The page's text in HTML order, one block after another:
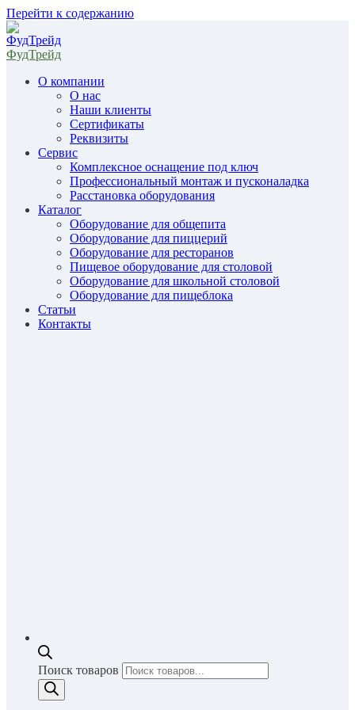
Перейти к содержанию
ФудТрейд
О компании
О нас
Наши клиенты
Сертификаты
Реквизиты
Сервис
Комплексное оснащение под ключ
Профессиональный монтаж и пусконаладка
Расстановка оборудования
Каталог
Оборудование для общепита
Оборудование для пиццерий
Оборудование для ресторанов
Пищевое оборудование для столовой
Оборудование для школьной столовой
Оборудование для пищеблока
Статьи
Контакты
Поиск товаров